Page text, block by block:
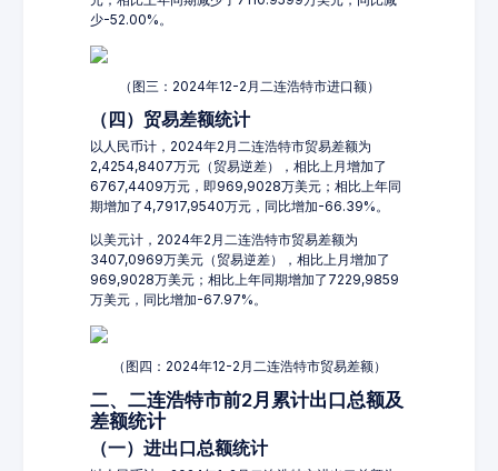
少-52.00%。
（图三：2024年12-2月二连浩特市进口额）
（四）贸易差额统计
以人民币计，2024年2月二连浩特市贸易差额为
2,4254,8407万元（贸易逆差），相比上月增加了
6767,4409万元，即969,9028万美元；相比上年同
期增加了4,7917,9540万元，同比增加-66.39%。
以美元计，2024年2月二连浩特市贸易差额为
3407,0969万美元（贸易逆差），相比上月增加了
969,9028万美元；相比上年同期增加了7229,9859
万美元，同比增加-67.97%。
（图四：2024年12-2月二连浩特市贸易差额）
二、二连浩特市前2月累计出口总额及
差额统计
（一）进出口总额统计